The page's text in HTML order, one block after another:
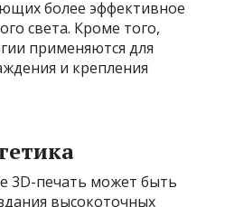
более эффективное
света. Кроме того,
применяются для
и крепления
3D-печать может быть
высокоточных